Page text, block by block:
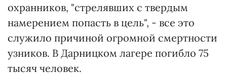
охранников, "стрелявших с твердым
намерением попасть в цель", - все это
служило причиной огромной смертности
узников. В Дарницком лагере погибло 75
тысяч человек.